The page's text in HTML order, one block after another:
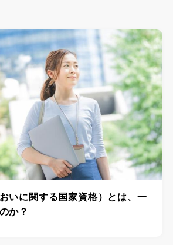
いに関する国家資格）とは、一
か？